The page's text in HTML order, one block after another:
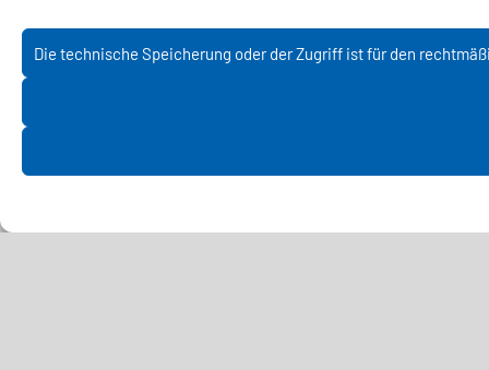
Die technische Speicherung oder der Zugriff ist für den